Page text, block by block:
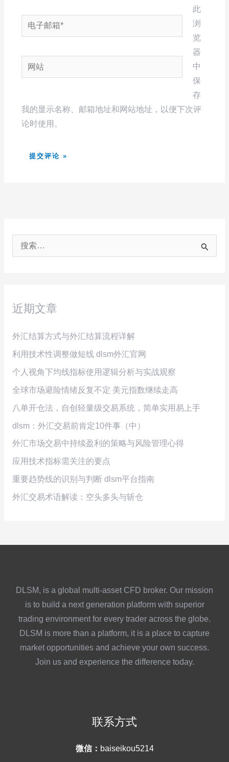
电
子
箱
*
网
站
此
浏
览
器
中
保
存
我的显示名称、邮箱地址和网站地址，以便下次评
论时使用。
近期文章
外汇结算方式与外汇结算流程详解
利用技术性调整做短线 dlsm外汇官网
个人视角下均线指标使用逻辑分析与实战观察
全球市场避险情绪反复不定 美元指数继续走高
八单开仓法，自创轻量级交易系统，简单实用易上手
dlsm：外汇交易前肯定10件事（中）
外汇市场交易中持续盈利的策略与风险管理心得
应用技术指标需关注的要点
重要趋势线的识别与判断 dlsm平台指南
外汇交易术语解读：空头多头与斩仓
DLSM, is a global multi-asset CFD broker. Our mission
is to build a next generation platform with superior
trading environment for every trader across the globe.
DLSM is more than a platform, it is a place to capture
market opportunities and achieve your own success.
Join us and experience the difference today.
联系方式
微信： baiseikou5214